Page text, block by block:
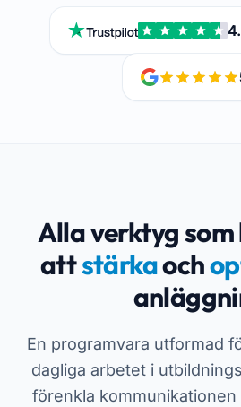
Alla verktyg
attstärkaoch
En programvara utformad
dagliga arbetet i
förenkla